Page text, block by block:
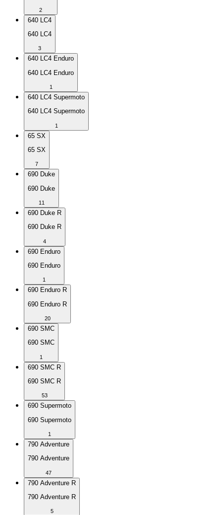
2
640 LC4
640 LC4
3
640 LC4 Enduro
640 LC4 Enduro
1
640 LC4 Supermoto
640 LC4 Supermoto
1
65 SX
65 SX
7
690 Duke
690 Duke
11
690 Duke R
690 Duke R
4
690 Enduro
690 Enduro
1
690 Enduro R
690 Enduro R
20
690 SMC
690 SMC
1
690 SMC R
690 SMC R
53
690 Supermoto
690 Supermoto
1
790 Adventure
790 Adventure
47
790 Adventure R
790 Adventure R
5